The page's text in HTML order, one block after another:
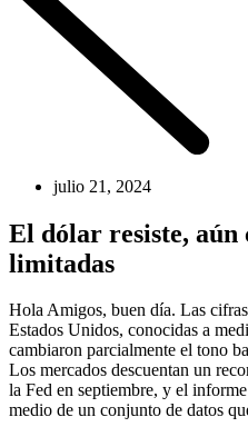
julio 21, 2024
El dólar resiste, aún
limitadas
Hola Amigos, buen día. Las
Estados Unidos, conocidas a
cambiaron parcialmente el tono
Los mercados descuentan un
la Fed en septiembre, y el
medio de un conjunto de datos